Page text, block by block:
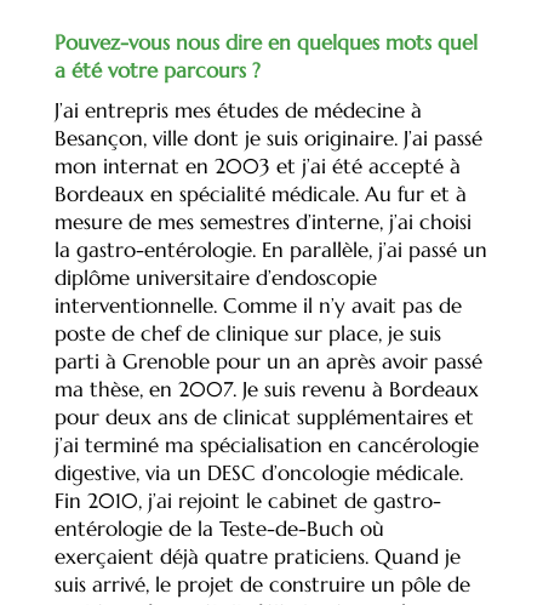
Pouvez-vous nous dire en quelques mots quel
a été votre parcours ?
J’ai entrepris mes études de médecine à
Besançon, ville dont je suis originaire. J’ai passé
mon internat en 2003 et j’ai été accepté à
Bordeaux en spécialité médicale. Au fur et à
mesure de mes semestres d’interne, j’ai choisi
la gastro-entérologie. En parallèle, j’ai passé un
diplôme universitaire d’endoscopie
interventionnelle. Comme il n’y avait pas de
poste de chef de clinique sur place, je suis
parti à Grenoble pour un an après avoir passé
ma thèse, en 2007. Je suis revenu à Bordeaux
pour deux ans de clinicat supplémentaires et
j’ai terminé ma spécialisation en cancérologie
digestive, via un DESC d’oncologie médicale.
Fin 2010, j’ai rejoint le cabinet de gastro-
entérologie de la Teste-de-Buch où
exerçaient déjà quatre praticiens. Quand je
suis arrivé, le projet de construire un pôle de